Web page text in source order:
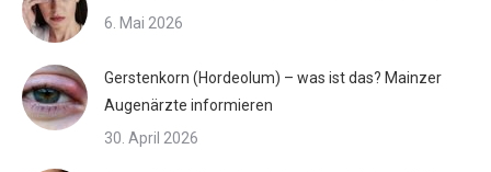
6. Mai 2026
Gerstenkorn (Hordeolum) – was ist das? Mainzer
Augenärzte informieren
30. April 2026